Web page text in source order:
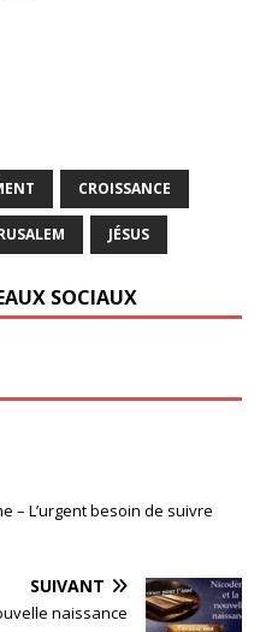
CROISSANCE
JÉSUS
SOCIAUX
– L’urgent besoin de suivre
SUIVANT
naissance